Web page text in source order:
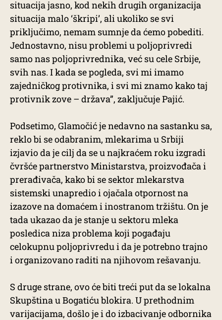
situacija jasno, kod nekih drugih organizacija
situacija malo ‘škripi’, ali ukoliko se svi
priključimo, nemam sumnje da ćemo pobediti.
Jednostavno, nisu problemi u poljoprivredi
samo nas poljoprivrednika, već su cele Srbije,
svih nas. I kada se pogleda, svi mi imamo
zajedničkog protivnika, i svi mi znamo kako taj
protivnik zove – država”, zaključuje Pajić.
Podsetimo, Glamočić je nedavno na sastanku sa,
reklo bi se odabranim, mlekarima u Srbiji
izjavio da je cilj da se u najkraćem roku izgradi
čvršće partnerstvo Ministarstva, proizvođača i
prerađivača, kako bi se sektor mlekarstva
sistemski unapredio i ojačala otpornost na
izazove na domaćem i inostranom tržištu. On je
tada ukazao da je stanje u sektoru mleka
posledica niza problema koji pogađaju
celokupnu poljoprivredu i da je potrebno trajno
i organizovano raditi na njihovom rešavanju.
S druge strane, ovo će biti treći put da se lokalna
Skupština u Bogatiću blokira. U prethodnim
varijacijama, došlo je i do izbacivanje odbornika